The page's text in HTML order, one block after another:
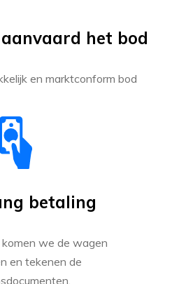
het bod
en marktconform bod
betaling
komen we de wagen
en tekenen de